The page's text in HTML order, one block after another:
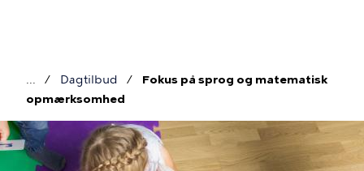
Brødkrumme
Dagtilbud
Fokus på sprog og matematisk
opmærksomhed
Billede